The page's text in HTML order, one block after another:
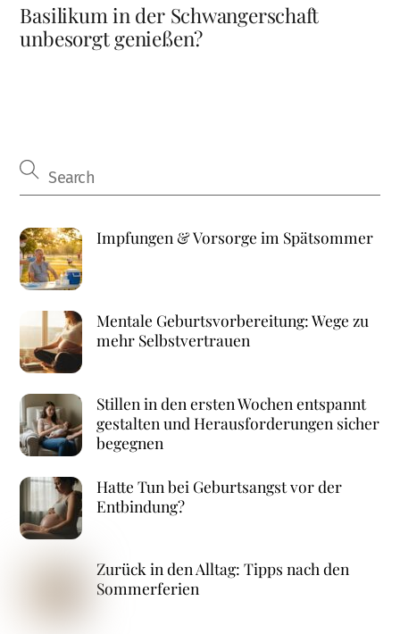
Basilikum in der Schwangerschaft
unbesorgt genießen?
Impfungen & Vorsorge im Spätsommer
Mentale Geburtsvorbereitung: Wege zu
mehr Selbstvertrauen
Stillen in den ersten Wochen entspannt
gestalten und Herausforderungen sicher
begegnen
Hatte Tun bei Geburtsangst vor der
Entbindung?
Zurück in den Alltag: Tipps nach den
Sommerferien